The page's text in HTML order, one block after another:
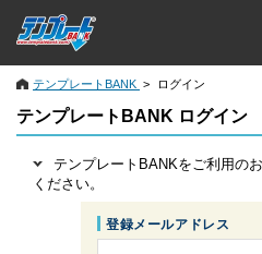
テンプレートBANK ログイン
テンプレートBANK ログイン
テンプレートBANKをご利用の
ください。
登録メールアドレス